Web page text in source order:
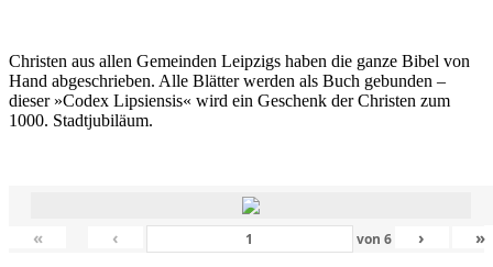
Christen aus allen Gemeinden Leipzigs haben die ganze Bibel von
Hand abgeschrieben. Alle Blätter werden als Buch gebunden –
dieser »Codex Lipsiensis« wird ein Geschenk der Christen zum
1000. Stadtjubiläum.
« ‹ von 6 › »